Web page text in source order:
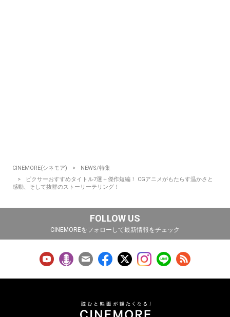
CINEMORE(シネモア)
NEWS/特集
ピクサーおすすめタイトル7選＋傑作短編！ CGアニメがもたらす温かさと
感動、そして抜群のストーリーテリング！
FOLLOW US
CINEMOREをフォローして最新情報をチェック